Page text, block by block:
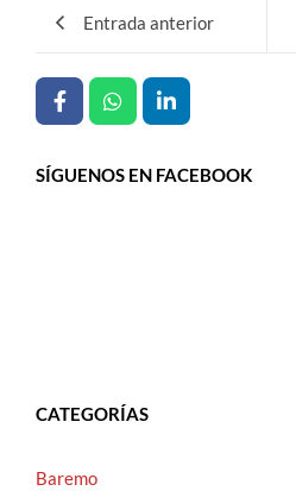
Entrada anterior
SÍGUENOS EN FACEBOOK
CATEGORÍAS
Baremo